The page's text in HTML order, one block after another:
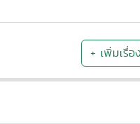
+ เพิ่มเรื่อง